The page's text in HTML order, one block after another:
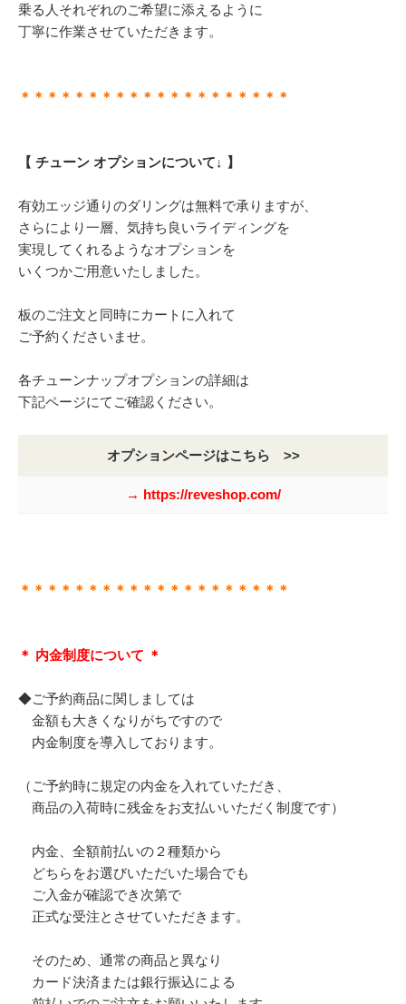
乗る人それぞれのご希望に添えるように
丁寧に作業させていただきます。
＊＊＊＊＊＊＊＊＊＊＊＊＊＊＊＊＊＊＊＊
【 チューン オプションについて↓ 】
有効エッジ通りのダリングは無料で承りますが、
さらにより一層、気持ち良いライディングを
実現してくれるようなオプションを
いくつかご用意いたしました。
板のご注文と同時にカートに入れて
ご予約くださいませ。
各チューンナップオプションの詳細は
下記ページにてご確認ください。
オプションページはこちら >>
→ https://reveshop.com/
＊＊＊＊＊＊＊＊＊＊＊＊＊＊＊＊＊＊＊＊
＊ 内金制度について ＊
◆ご予約商品に関しましては
金額も大きくなりがちですので
内金制度を導入しております。
（ご予約時に規定の内金を入れていただき、
商品の入荷時に残金をお支払いいただく制度です）
内金、全額前払いの２種類から
どちらをお選びいただいた場合でも
ご入金が確認でき次第で
正式な受注とさせていただきます。
そのため、通常の商品と異なり
カード決済または銀行振込による